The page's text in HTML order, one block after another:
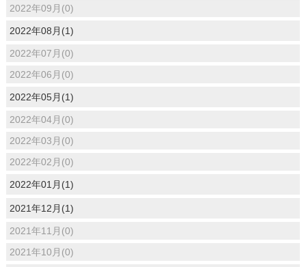
2022年09月(0)
2022年08月(1)
2022年07月(0)
2022年06月(0)
2022年05月(1)
2022年04月(0)
2022年03月(0)
2022年02月(0)
2022年01月(1)
2021年12月(1)
2021年11月(0)
2021年10月(0)